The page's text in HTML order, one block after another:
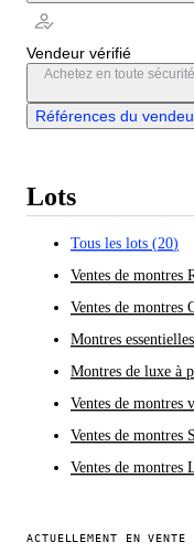
Vendeur vérifié
Achetez en toute
Références du
Lots
Tous les lots (20)
Ventes de montres
Ventes de montres
Montres
Montres de luxe à
Ventes de montres
Ventes de montres
Ventes de montres
ACTUELLEMENT EN VENTE